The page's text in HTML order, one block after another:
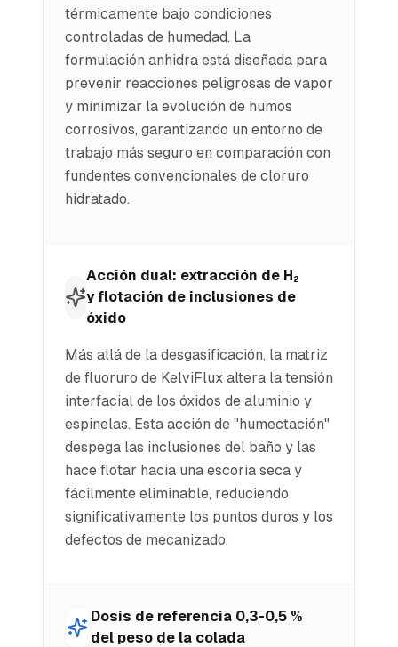
térmicamente bajo condiciones
controladas de humedad. La
formulación anhidra está diseñada para
prevenir reacciones peligrosas de vapor
y minimizar la evolución de humos
corrosivos, garantizando un entorno de
trabajo más seguro en comparación con
fundentes convencionales de cloruro
hidratado.
Acción dual: extracción de H₂
y flotación de inclusiones de
óxido
Más allá de la desgasificación, la matriz
de fluoruro de KelviFlux altera la tensión
interfacial de los óxidos de aluminio y
espinelas. Esta acción de "humectación"
despega las inclusiones del baño y las
hace flotar hacia una escoria seca y
fácilmente eliminable, reduciendo
significativamente los puntos duros y los
defectos de mecanizado.
Dosis de referencia 0,3-0,5 %
del peso de la colada